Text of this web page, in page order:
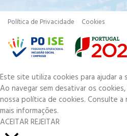
Política de Privacidade Cookies
Este site utiliza cookies para ajudar a
Ao navegar sem desativar os
nossa política de cookies. Consulte a
mais informações.
ACEITARREJEITAR